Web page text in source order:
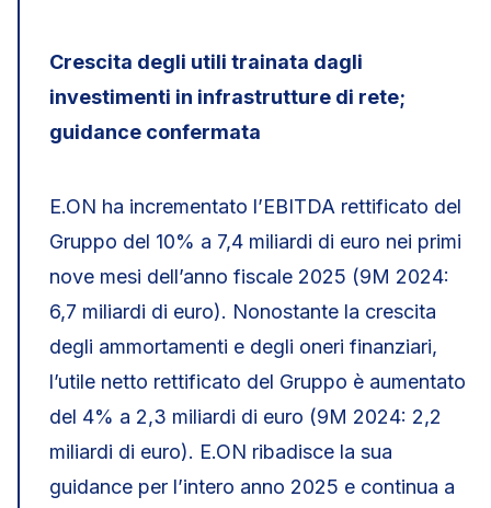
Crescita degli utili trainata dagli
investimenti in infrastrutture di rete;
guidance confermata
E.ON ha incrementato l’EBITDA rettificato del
Gruppo del 10% a 7,4 miliardi di euro nei primi
nove mesi dell’anno fiscale 2025 (9M 2024:
6,7 miliardi di euro). Nonostante la crescita
degli ammortamenti e degli oneri finanziari,
l’utile netto rettificato del Gruppo è aumentato
del 4% a 2,3 miliardi di euro (9M 2024: 2,2
miliardi di euro). E.ON ribadisce la sua
guidance per l’intero anno 2025 e continua a